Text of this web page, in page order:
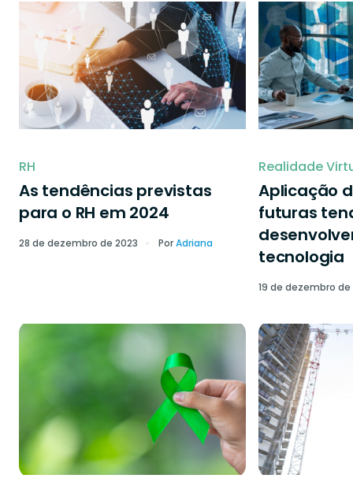
RH
As tendências previstas
para o RH em 2024
28 de dezembro de 2023 PorAdriana
Realidade
Aplicação
futuras
tecnologia
19 de dezembro de